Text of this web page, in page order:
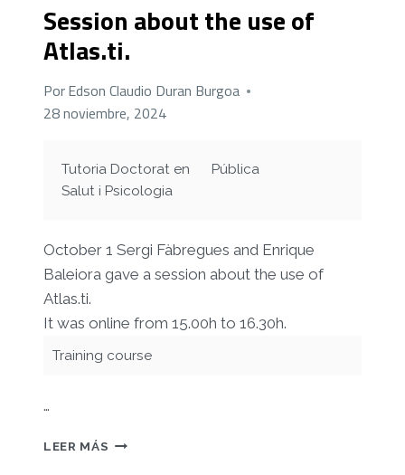
Session about the use of
Atlas.ti.
PorEdson Claudio Duran Burgoa
28 noviembre, 2024
Tutoria Doctorat en
Salut i Psicologia
Pública
October 1 Sergi Fàbregues and Enrique
Baleiora gave a session about the use of
Atlas.ti.
It was online from 15.00h to 16.30h.
Training course
…
LEER MÁS SESSION